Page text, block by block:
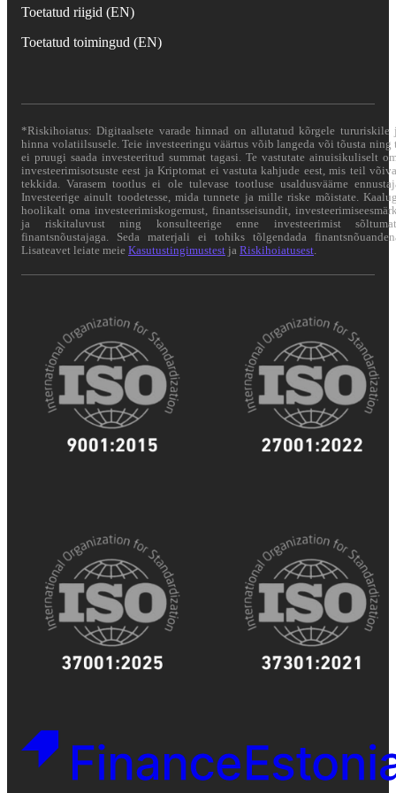
Toetatud riigid (EN)
Toetatud toimingud (EN)
*Riskihoiatus: Digitaalsete varade hinnad on allutatud kõrgele tururiskile
hinna volatiilsusele. Teie investeeringu väärtus võib langeda või tõusta ning
ei pruugi saada investeeritud summat tagasi. Te vastutate ainuisikuliselt
investeerimisotsuste eest ja Kriptomat ei vastuta kahjude eest, mis teil
tekkida. Varasem tootlus ei ole tulevase tootluse usaldusväärne
Investeerige ainult toodetesse, mida tunnete ja mille riske mõistate.
hoolikalt oma investeerimiskogemust, finantsseisundit,
ja riskitaluvust ning konsulteerige enne investeerimist
finantsnõustajaga. Seda materjali ei tohiks tõlgendada
Lisateavet leiate meie Kasutustingimustest ja Riskihoiatusest